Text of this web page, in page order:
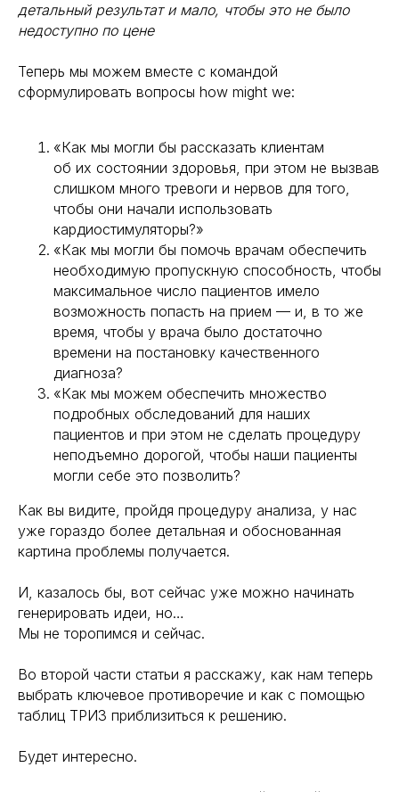
детальный результат и мало, чтобы это не было
недоступно по цене
Теперь мы можем вместе с командой
сформулировать вопросы how might we:
«Как мы могли бы рассказать клиентам
об их состоянии здоровья, при этом не вызвав
слишком много тревоги и нервов для того,
чтобы они начали использовать
кардиостимуляторы?»
«Как мы могли бы помочь врачам обеспечить
необходимую пропускную способность, чтобы
максимальное число пациентов имело
возможность попасть на прием — и, в то же
время, чтобы у врача было достаточно
времени на постановку качественного
диагноза?
«Как мы можем обеспечить множество
подробных обследований для наших
пациентов и при этом не сделать процедуру
неподъемно дорогой, чтобы наши пациенты
могли себе это позволить?
Как вы видите, пройдя процедуру анализа, у нас
уже гораздо более детальная и обоснованная
картина проблемы получается.
И, казалось бы, вот сейчас уже можно начинать
генерировать идеи, но…
Мы не торопимся и сейчас.
Во второй части статьи я расскажу, как нам теперь
выбрать ключевое противоречие и как с помощью
таблиц ТРИЗ приблизиться к решению.
Будет интересно.